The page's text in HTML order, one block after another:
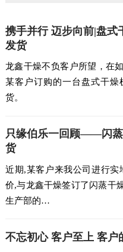
携手并行 迈步向前|盘式
发货
龙鑫干燥不负客户所望，在
某客户订购的一台盘式干
货。
只缘伯乐一回顾——闪蒸
货
近期,某客户来我公司进行
价,与龙鑫干燥签订了闪蒸干
生产部的…
不忘初心 客户至上 客户